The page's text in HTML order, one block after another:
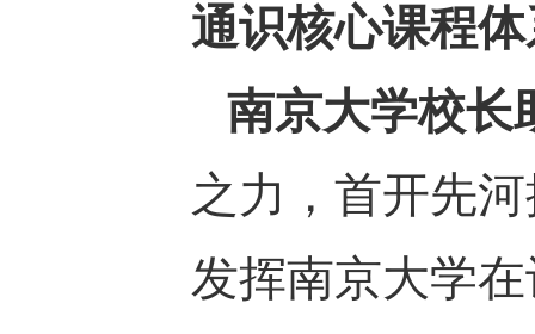
通识核心课程
南京大学校长
之力，首开先
发挥南京大学